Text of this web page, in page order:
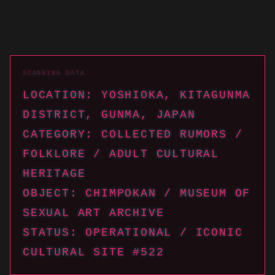
LOCATION: YOSHIOKA, KITAGUNMA
DISTRICT, GUNMA, JAPAN
CATEGORY: COLLECTED RUMORS /
FOLKLORE / ADULT CULTURAL
HERITAGE
OBJECT: CHIMPOKAN / MUSEUM OF
SEXUAL ART ARCHIVE
STATUS: OPERATIONAL / ICONIC
CULTURAL SITE #522